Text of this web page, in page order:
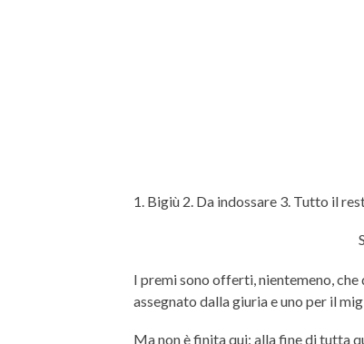
1. Bigiù 2. Da indossare 3. Tutto il
I premi sono offerti, nientemeno, che
assegnato dalla giuria e uno per il
Ma non è finita qui: alla fine di tutta